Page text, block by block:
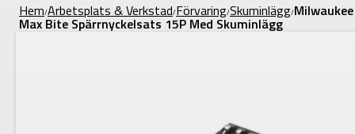
Hem/Arbetsplats & Verkstad/Förvaring/Skuminlägg/Milwaukee
Max Bite Spärrnyckelsats 15P Med Skuminlägg